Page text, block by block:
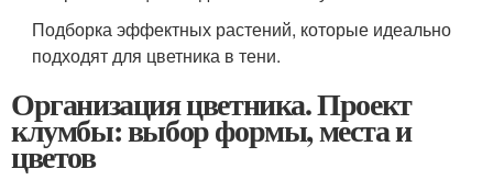
Подборка эффектных растений, которые идеально
подходят для цветника в тени.
Организация цветника. Проект
клумбы: выбор формы, места и
цветов